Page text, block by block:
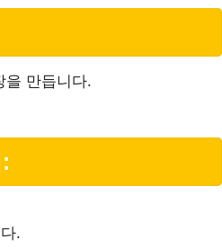
을 만듭니다.
.